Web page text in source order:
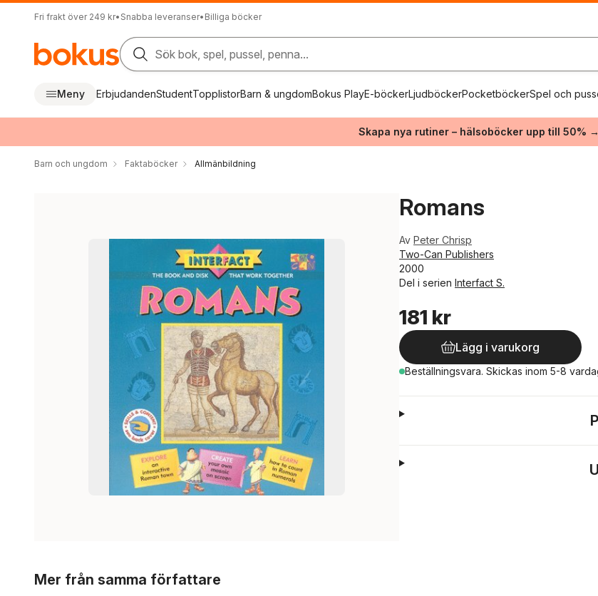
Fri frakt över 249 kr• Snabba leveranser• Billiga böcker
Sök bok, spel, pussel, penna...
Meny ErbjudandenStudentTopplistorBarn & ungdomBokus PlayE-böckerLjudböckerPocketböckerSpel och
Skapa nya rutiner – hälsoböcker upp till 50% →
Barn och ungdom Faktaböcker Allmänbildning
Romans
Av Peter Chrisp
Two-Can Publishers
2000
Del i serien Interfact S.
181 kr
Lägg i varukorg
Beställningsvara. Skickas inom 5-8
Mer från samma författare